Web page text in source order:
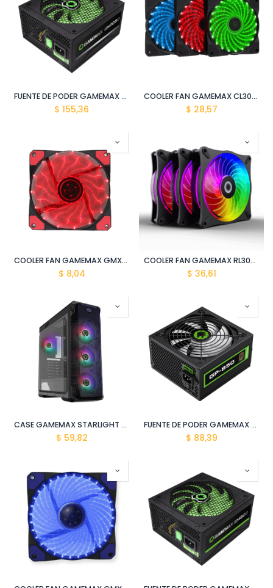
FUENTE DE PODER GAMEMAX GM-1050 80P APFC 1050W/100-240V NEGRO
$ 155,36
COOLER FAN GAMEMAX CL300 INTERNO
$ 28,57
COOLER FAN GAMEMAX GMX-AF12R
$ 8,04
COOLER FAN GAMEMAX RL300 INTERNO
$ 36,61
CASE GAMEMAX STARLIGHT BLACK FRGB NEGRO
$ 59,82
FUENTE DE PODER GAMEMAX GP-850 80P APFC 850W/100-240V NEGRO
$ 88,39